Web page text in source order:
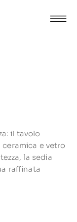
il tavolo
e vetro
la sedia
raffinata